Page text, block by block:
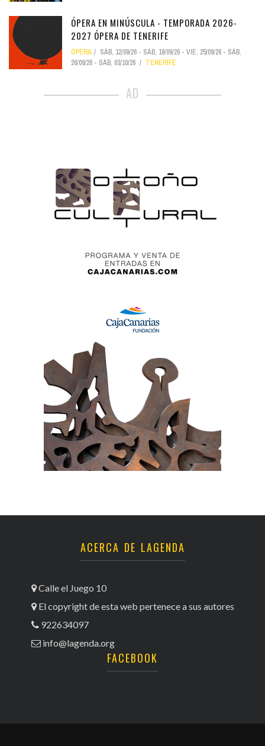
ÓPERA EN MINÚSCULA - TEMPORADA 2026-
2027 ÓPERA DE TENERIFE
ÓPERA SÁB, 12/09/26 - SÁB, 19/09/26 - VIE, 25/09/26 - SÁB,
26/09/26 - SÁB, 03/10/26 TENERIFE
AD
ACERCA DE LAGENDA
Calle el Juego 10
El copyright de esta web pertenece a sus autores
922634097
info@lagenda.org
FACEBOOK